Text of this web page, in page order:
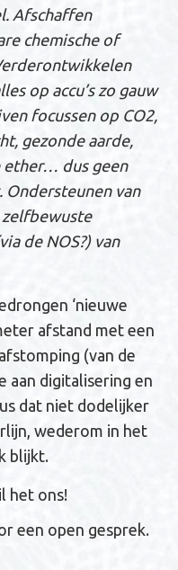
Afschaffen
chemische of
op accu’s zo gauw
focussen op CO2,
gezonde aarde,
ether… dus geen
Ondersteunen van
de NOS?) van
‘nieuwe
afstand met een
(van de
aan digitalisering en
dat niet dodelijker
wederom in het
blijkt.
het ons!
een open gesprek.